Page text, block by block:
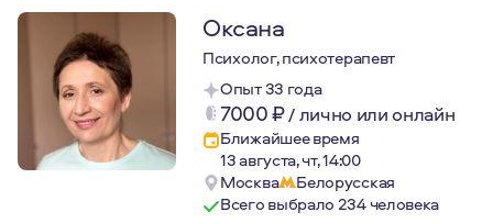
Оксана
Психолог, психотерапевт
Опыт 33 года
7000₽/лично или онлайн
Ближайшее время
13 августа, чт, 14:00
Москва
Белорусская
Всего выбрало 234 человека